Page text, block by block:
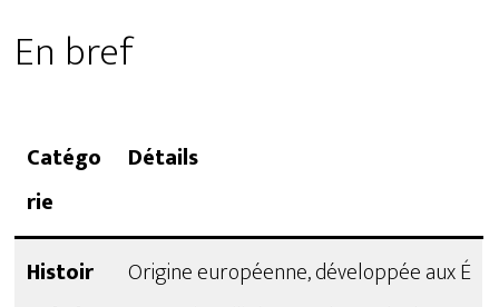
En bref
Catégo
rie
Détails
Histoir
Origine européenne, développée aux É